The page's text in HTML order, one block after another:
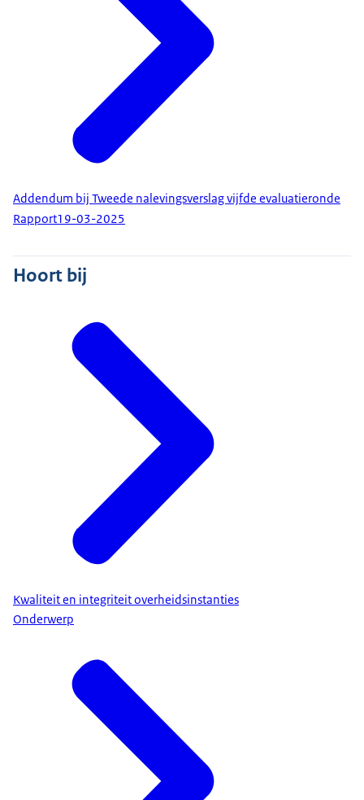
Addendum bij Tweede nalevingsverslag vijfde evaluatieronde
Rapport19-03-2025
Hoort bij
Kwaliteit en integriteit overheidsinstanties
Onderwerp